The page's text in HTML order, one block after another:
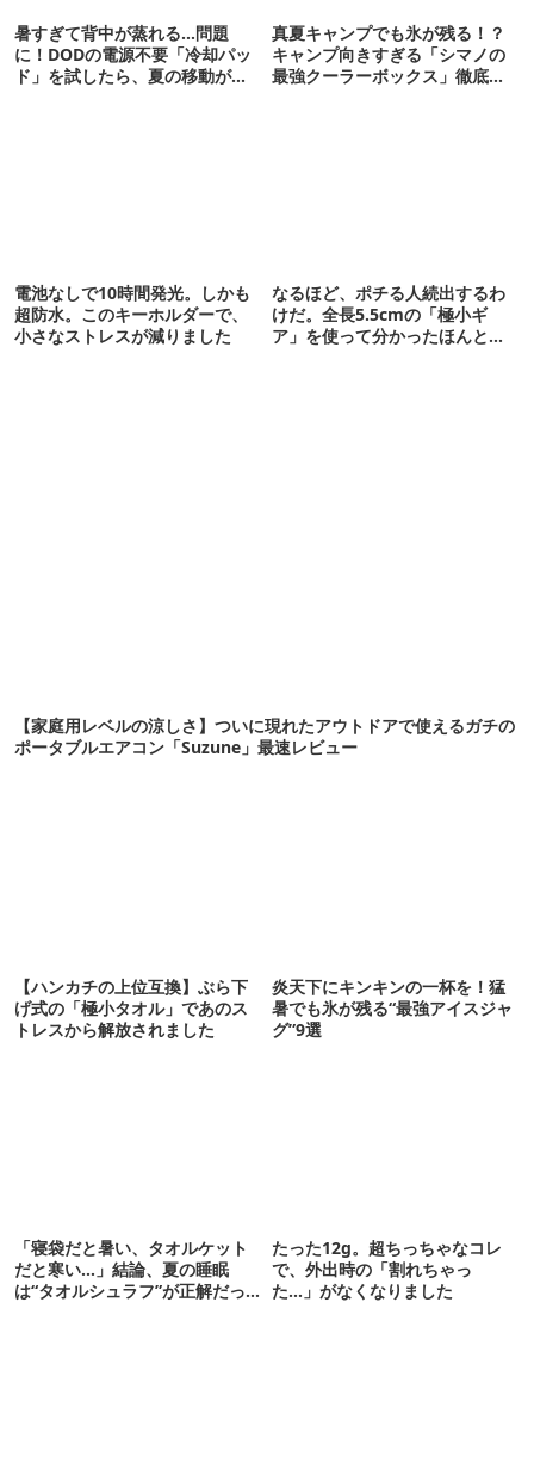
暑すぎて背中が蒸れる…問題
に！DODの電源不要「冷却パッ
ド」を試したら、夏の移動がラ
真夏キャンプでも氷が残る！？
キャンプ向きすぎる「シマノの
最強クーラーボックス」徹底解
電池なしで10時間発光。しかも
超防水。このキーホルダーで、
小さなストレスが減りました
なるほど、ポチる人続出するわ
けだ。全長5.5cmの「極小ギ
ア」を使って分かったほんとの
【家庭用レベルの涼しさ】ついに現れたアウトドアで使えるガチの
ポータブルエアコン「Suzune」最速レビュー
【ハンカチの上位互換】ぶら下
げ式の「極小タオル」であのス
トレスから解放されました
炎天下にキンキンの一杯を！猛
暑でも氷が残る“最強アイスジャ
グ”9選
「寝袋だと暑い、タオルケット
だと寒い…」結論、夏の睡眠
は“タオルシュラフ”が正解だっ
たった12g。超ちっちゃなコレ
で、外出時の「割れちゃっ
た…」がなくなりました